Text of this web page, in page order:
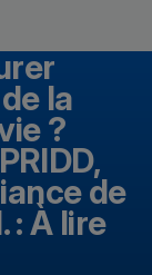
la
?
de
: À lire